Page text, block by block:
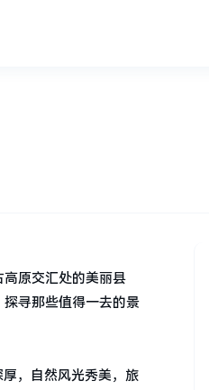
原交汇处的美丽县
寻那些值得一去的景
，自然风光秀美，旅